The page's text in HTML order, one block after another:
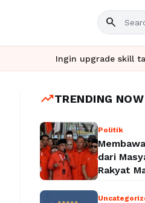
search
Ingin upgrade skill tanpa ribet?
trending_upTRENDING NOW
Politik
dari
Rakyat
Nasional